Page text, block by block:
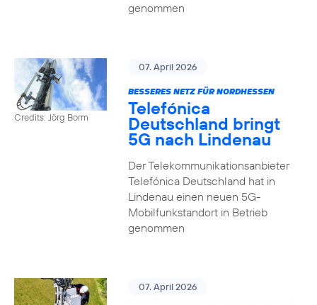
genommen
Credits: Jörg Borm
07. April 2026
BESSERES NETZ FÜR NORDHESSEN
Telefónica
Deutschland bringt
5G nach Lindenau
Der Telekommunikationsanbieter
Telefónica Deutschland hat in
Lindenau einen neuen 5G-
Mobilfunkstandort in Betrieb
genommen
07. April 2026